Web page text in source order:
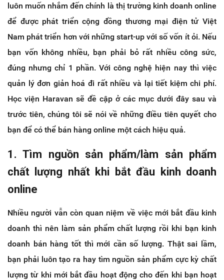
luôn muốn nhắm đến chính là thị trường kinh doanh online
để được phát triển cộng đồng thương mại điện tử Việt
Nam phát triển hơn với những start-up với số vốn ít ỏi. Nếu
bạn vốn không nhiều, bạn phải bỏ rất nhiều công sức,
đúng nhưng chỉ 1 phần. Với công nghệ hiện nay thì việc
quản lý đơn giản hoá đi rất nhiều và lại tiết kiệm chi phí.
Học viện Haravan sẽ đề cập ở các mục dưới đây sau và
trước tiên, chúng tôi sẽ nói về những điều tiên quyết cho
bạn để có thể bán hàng online một cách hiệu quả.
1. Tìm nguồn sản phẩm/làm sản phẩm
chất lượng nhất khi bắt đầu kinh doanh
online
Nhiều người vẫn còn quan niệm về việc mới bắt đầu kinh
doanh thì nên làm sản phẩm chất lượng rồi khi bạn kinh
doanh bán hàng tốt thì mới cần số lượng. Thật sai lầm,
bạn phải luôn tạo ra hay tìm nguồn sản phẩm cực kỳ chất
lượng từ khi mới bắt đầu hoạt động cho đến khi bạn hoạt